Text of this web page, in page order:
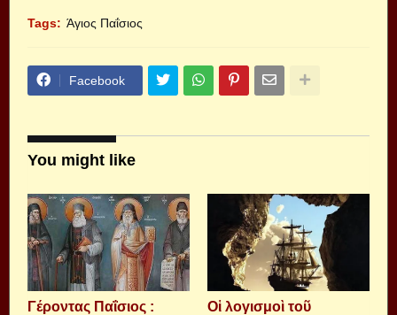
Tags: Άγιος Παΐσιος
Facebook
You might like
Γέροντας Παΐσιος :
Οἱ λογισμοὶ τοῦ